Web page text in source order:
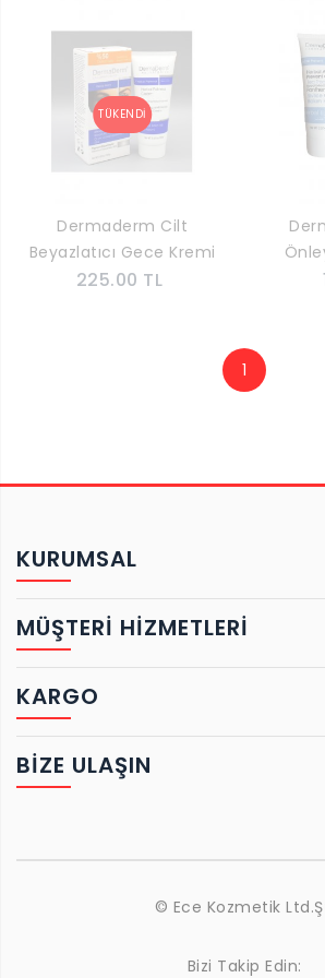
Dermaderm Cilt
Beyazlatıcı Gece Kremi
100 gr
225.00 TL
1
KURUMSAL
MÜŞTERİ HİZMETLERİ
KARGO
BIZE ULAŞIN
© Ece Kozmetik
Bizi Takip Edin: